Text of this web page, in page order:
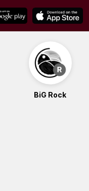
BiG Rock